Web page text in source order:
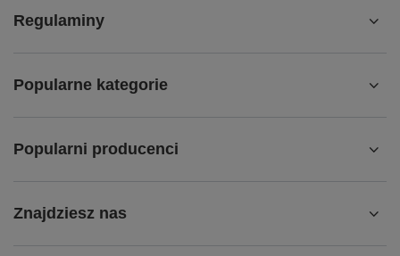
Regulaminy
Popularne kategorie
Popularni producenci
Znajdziesz nas